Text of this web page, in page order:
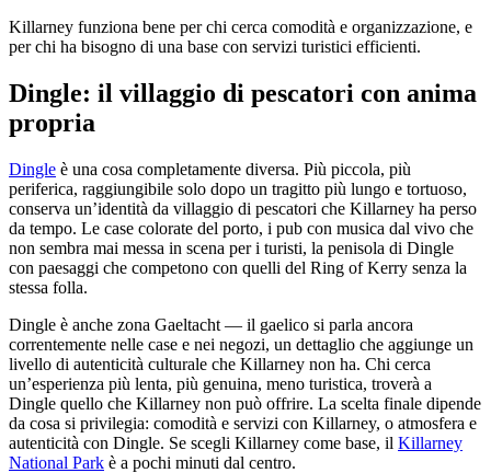
Killarney funziona bene per chi cerca comodità e organizzazione, e
per chi ha bisogno di una base con servizi turistici efficienti.
Dingle: il villaggio di pescatori con anima
propria
Dingle è una cosa completamente diversa. Più piccola, più
periferica, raggiungibile solo dopo un tragitto più lungo e tortuoso,
conserva un’identità da villaggio di pescatori che Killarney ha perso
da tempo. Le case colorate del porto, i pub con musica dal vivo che
non sembra mai messa in scena per i turisti, la penisola di Dingle
con paesaggi che competono con quelli del Ring of Kerry senza la
stessa folla.
Dingle è anche zona Gaeltacht — il gaelico si parla ancora
correntemente nelle case e nei negozi, un dettaglio che aggiunge un
livello di autenticità culturale che Killarney non ha. Chi cerca
un’esperienza più lenta, più genuina, meno turistica, troverà a
Dingle quello che Killarney non può offrire. La scelta finale dipende
da cosa si privilegia: comodità e servizi con Killarney, o atmosfera e
autenticità con Dingle. Se scegli Killarney come base, il Killarney
National Park è a pochi minuti dal centro.